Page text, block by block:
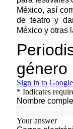
México, así
de teatro y
México y otras